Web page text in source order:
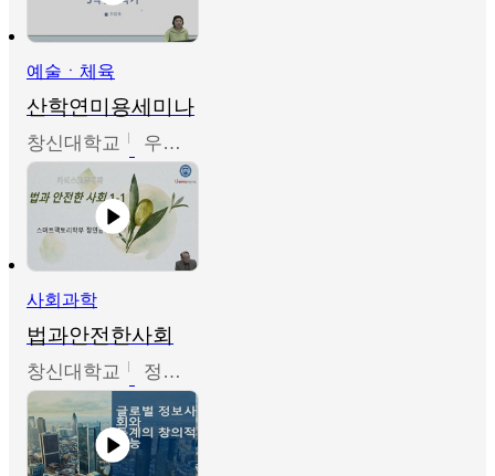
예술ㆍ체육
산학연미용세미나
창신대학교 우미옥,오윤경,박선이
사회과학
법과안전한사회
창신대학교 정연균